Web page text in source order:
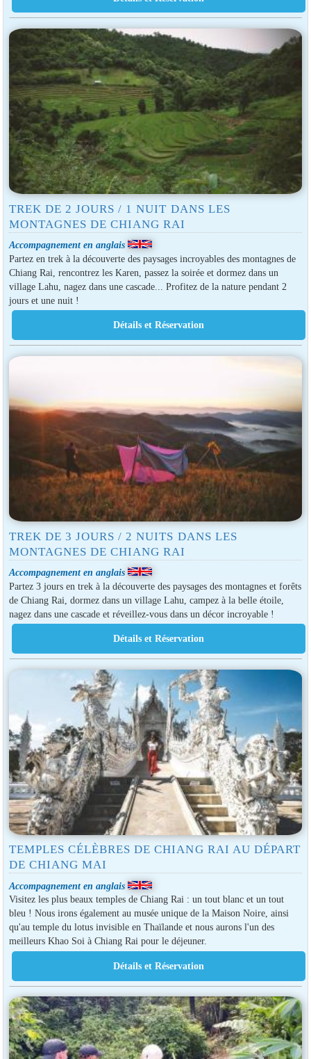
TREK DE 2 JOURS / 1 NUIT DANS LES
MONTAGNES DE CHIANG RAI
Accompagnement en anglais
Partez en trek à la découverte des paysages incroyables des montagnes de
Chiang Rai, rencontrez les Karen, passez la soirée et dormez dans un
village Lahu, nagez dans une cascade... Profitez de la nature pendant 2
jours et une nuit !
TREK DE 3 JOURS / 2 NUITS DANS LES
MONTAGNES DE CHIANG RAI
Accompagnement en anglais
Partez 3 jours en trek à la découverte des paysages des montagnes et forêts
de Chiang Rai, dormez dans un village Lahu, campez à la belle étoile,
nagez dans une cascade et réveillez-vous dans un décor incroyable !
TEMPLES CÉLÈBRES DE CHIANG RAI AU DÉPART
DE CHIANG MAI
Accompagnement en anglais
Visitez les plus beaux temples de Chiang Rai : un tout blanc et un tout
bleu ! Nous irons également au musée unique de la Maison Noire, ainsi
qu'au temple du lotus invisible en Thaïlande et nous aurons l'un des
meilleurs Khao Soi à Chiang Rai pour le déjeuner.